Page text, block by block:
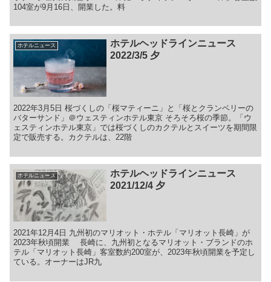
104室が9月16日、開業した。料
ホテルニュース
ホテルヘッドラインニュース
2022/3/5 夕
2022年3月5日 桜づくしの「桜マティーニ」と「桜とクランベリーの
バターサンド」＠ウェスティンホテル東京 そろそろ桜の季節。「ウ
ェスティンホテル東京」では桜づくしのカクテルとスイーツを期間限
定で販売する。カクテルは、22階
ホテルニュース
ホテルヘッドラインニュース
2021/12/4 夕
2021年12月4日 九州初のマリオット・ホテル「マリオット長崎」が
2023年秋頃開業 長崎に、九州初となるマリオット・ブランドのホ
テル「マリオット長崎」客室数約200室が、2023年秋頃開業を予定し
ている。オーナーはJR九